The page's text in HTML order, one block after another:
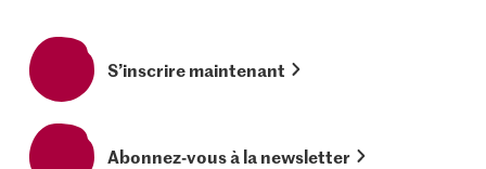
S’inscrire maintenant
Abonnez-vous à la newsletter